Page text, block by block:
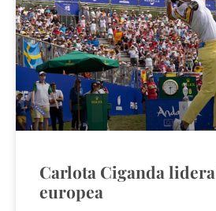
Carlota Ciganda
europea